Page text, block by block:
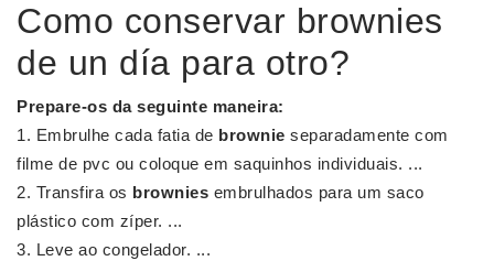
Como conservar brownies
de un día para otro?
Prepare-os da seguinte maneira:
Embrulhe cada fatia de brownie separadamente com
filme de pvc ou coloque em saquinhos individuais. ...
Transfira os brownies embrulhados para um saco
plástico com zíper. ...
Leve ao congelador. ...